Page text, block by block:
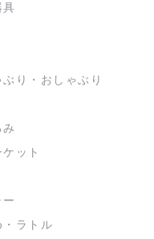
具
ぶり・おしゃぶり
ット
ー
・ラトル